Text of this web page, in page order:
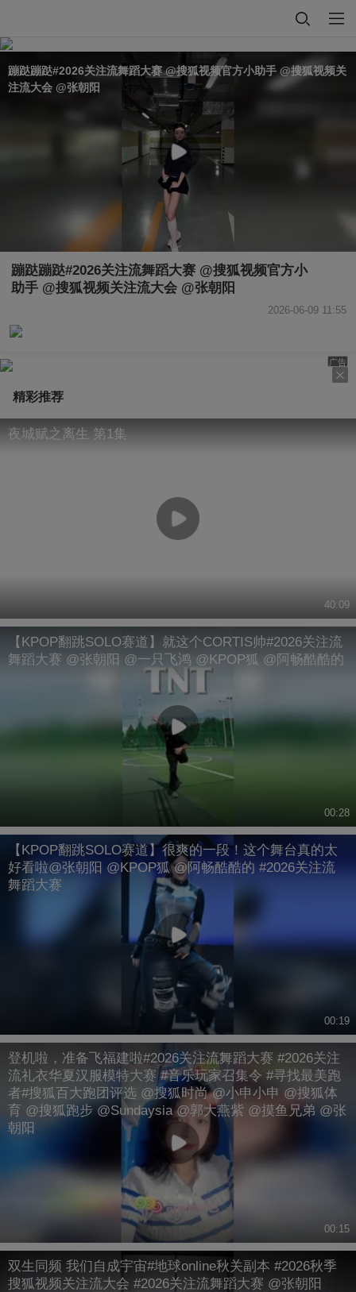
蹦跶蹦跶#2026关注流舞蹈大赛 @搜狐视频官方小助手 @搜狐视频关
注流大会 @张朝阳
蹦跶蹦跶#2026关注流舞蹈大赛 @搜狐视频官方小
助手 @搜狐视频关注流大会 @张朝阳
2026-06-09 11:55
广告
精彩推荐
夜城赋之离生 第1集
40:09
【KPOP翻跳SOLO赛道】就这个CORTIS帅#2026关注流
舞蹈大赛 @张朝阳 @一只飞鸿 @KPOP狐 @阿畅酷酷的
00:28
【KPOP翻跳SOLO赛道】很爽的一段！这个舞台真的太
好看啦@张朝阳 @KPOP狐 @阿畅酷酷的 #2026关注流
舞蹈大赛
00:19
登机啦，准备飞福建啦#2026关注流舞蹈大赛 #2026关注
流礼衣华夏汉服模特大赛 #音乐玩家召集令 #寻找最美跑
者#搜狐百大跑团评选 @搜狐时尚 @小申小申 @搜狐体
育 @搜狐跑步 @Sundaysia @郭大燕紫 @摸鱼兄弟 @张
朝阳
00:15
双生同频 我们自成宇宙#地球online秋关副本 #2026秋季
搜狐视频关注流大会 #2026关注流舞蹈大赛 @张朝阳